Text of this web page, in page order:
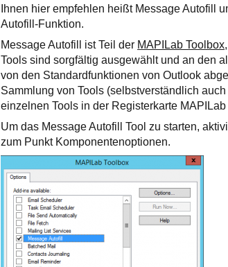
Ihnen hier empfehlen heißt Message Autofill
Autofill-Funktion.
Message Autofill ist Teil der MAPILab Toolbox
Tools sind sorgfältig ausgewählt und an den
von den Standardfunktionen von Outlook
Sammlung von Tools (selbstverständlich
einzelnen Tools in der Registerkarte
Um das Message Autofill Tool zu starten,
zum Punkt Komponentenoptionen.